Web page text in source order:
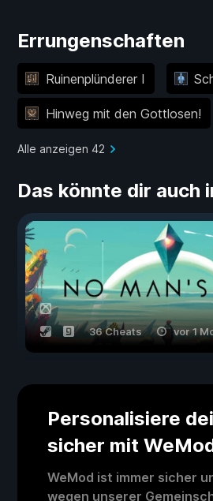
Errungenschaften
Ruinenplünderer I
Hinweg mit den Gottlosen!
Alle anzeigen 42
Das könnte dir auch
36 Cheats vor 1
Personalisiere
sicher mit
WeMod ist immer sicher
wegen unserer